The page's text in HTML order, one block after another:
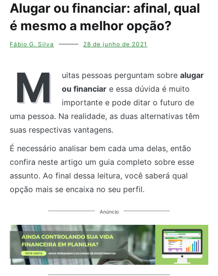
Alugar ou financiar: afinal, qual
é mesmo a melhor opção?
Fábio G. Silva 28 de junho de 2021
M uitas pessoas perguntam sobre alugar
ou financiar e essa dúvida é muito
importante e pode ditar o futuro de
uma pessoa. Na realidade, as duas alternativas têm
suas respectivas vantagens.
É necessário analisar bem cada uma delas, então
confira neste artigo um guia completo sobre esse
assunto. Ao final dessa leitura, você saberá qual
opção mais se encaixa no seu perfil.
Anúncio